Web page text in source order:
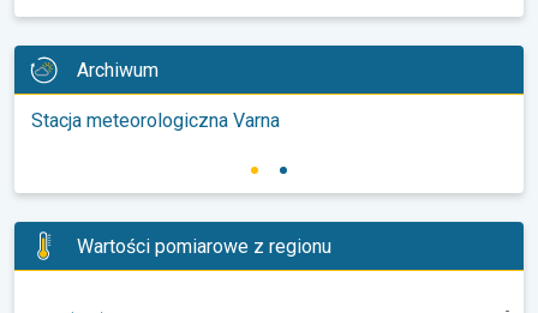
Archiwum
Stacja meteorologiczna Varna
Wartości pomiarowe z regionu